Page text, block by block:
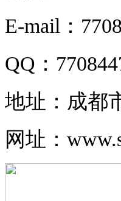
E-mail：
QQ：
地址：成都
网址：